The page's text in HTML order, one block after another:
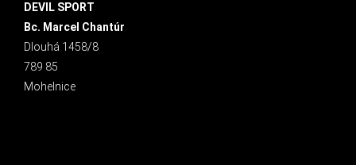
DEVIL SPORT
Bc. Marcel Chantúr
Dlouhá 1458/8
789 85
Mohelnice